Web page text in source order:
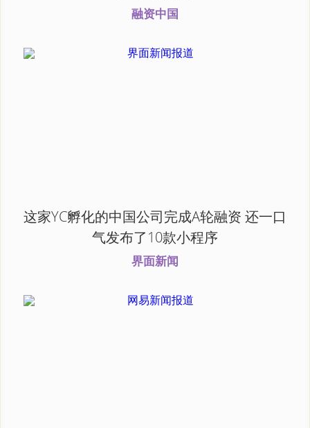
融资中国
这家YC孵化的中国公司完成A轮融资 还一口
气发布了10款小程序
界面新闻